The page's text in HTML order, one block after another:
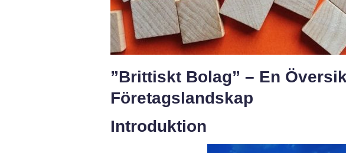
”Brittiskt Bolag” – En
Företagslandskap
Introduktion